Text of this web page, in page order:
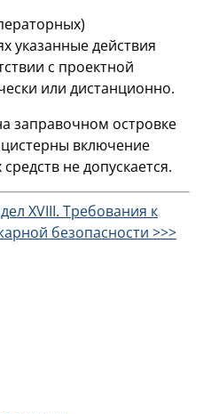
указанные действия
с проектной
или дистанционно.
заправочном островке
включение
не допускается.
XVIII. Требования к
безопасности >>>